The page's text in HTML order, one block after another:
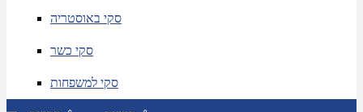
סקי באוסטריה
סקי כשר
סקי למשפחות